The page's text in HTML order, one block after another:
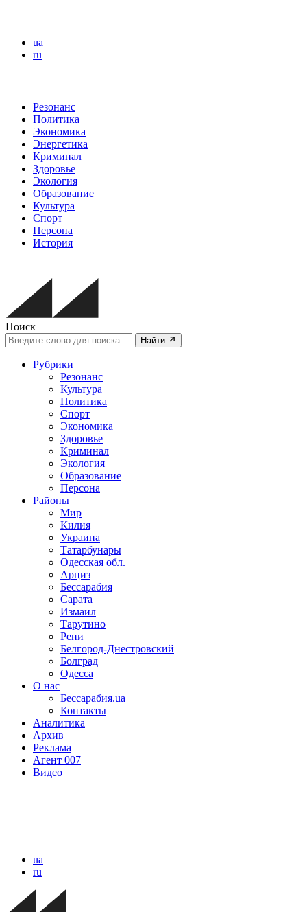
ua
ru
Резонанс
Политика
Экономика
Энергетика
Криминал
Здоровье
Экология
Образование
Культура
Спорт
Персона
История
Поиск
Найти
Рубрики
Резонанс
Культура
Политика
Спорт
Экономика
Здоровье
Криминал
Экология
Образование
Персона
Районы
Мир
Килия
Украина
Татарбунары
Одесская обл.
Арциз
Бессарабия
Сарата
Измаил
Тарутино
Рени
Белгород-Днестровский
Болград
Одесса
О нас
Бессарабия.ua
Контакты
Аналитика
Архив
Реклама
Агент 007
Видео
ua
ru